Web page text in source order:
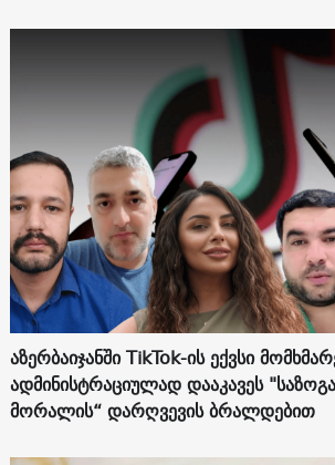
აზერბაიჯანში TikTok-ის ექვსი
ადმინისტრაციულად დააკავეს
მორალის“ დარღვევის ბრალდებით